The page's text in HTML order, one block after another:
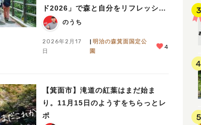
ド2026」で森と自分をリフレッシ
ュ！
のうち
2026年2月17
日
明治の森箕面国定公
園
4
【箕面市】滝道の紅葉はまだ始ま
り。11月15日のようすをちらっとレ
ポ